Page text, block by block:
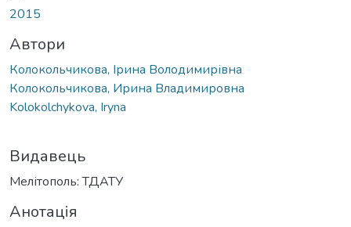
2015
Автори
Колокольчикова, Ірина Володимирівна
Колокольчикова, Ирина Владимировна
Kolokolchykova, Iryna
Видавець
Мелітополь: ТДАТУ
Анотація